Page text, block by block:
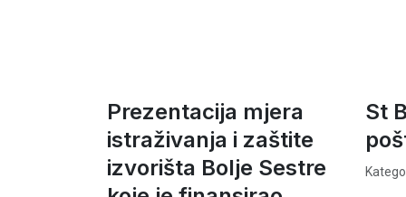
Prezentacija mjera
istraživanja i zaštite
izvorišta Bolje Sestre
St